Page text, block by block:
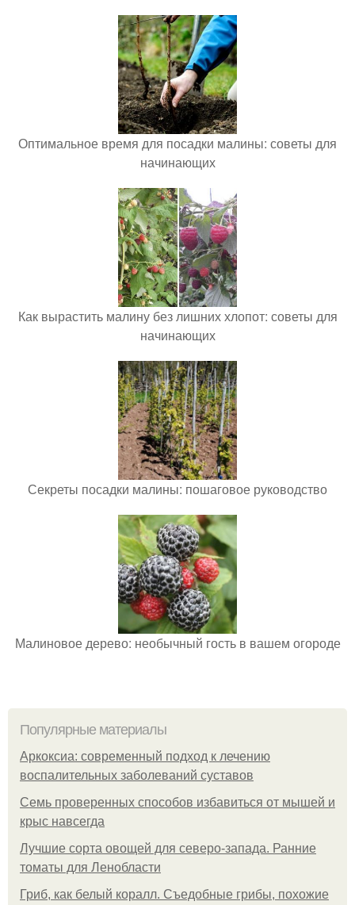
Оптимальное время для посадки малины: советы для
начинающих
Как вырастить малину без лишних хлопот: советы для
начинающих
Секреты посадки малины: пошаговое руководство
Малиновое дерево: необычный гость в вашем огороде
Популярные материалы
Аркоксиа: современный подход к лечению
воспалительных заболеваний суставов
Семь проверенных способов избавиться от мышей и
крыс навсегда
Лучшие сорта овощей для северо-запада. Ранние
томаты для Ленобласти
Гриб, как белый коралл. Съедобные грибы, похожие